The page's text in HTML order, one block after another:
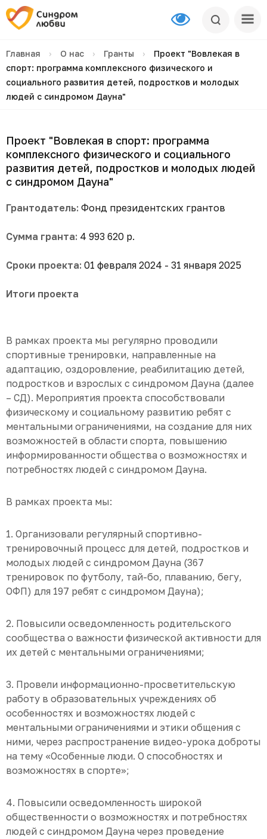
Главная › О нас › Гранты ›
Проект "Вовлекая в
спорт: программа комплексного физического и
социального развития детей, подростков и молодых
людей с синдромом Дауна"
Проект "Вовлекая в спорт: программа
комплексного физического и социального
развития детей, подростков и молодых людей
с синдромом Дауна"
Грантодатель: Фонд президентских грантов
Сумма гранта: 4 993 620 р.
Сроки проекта: 01 февраля 2024 - 31 января 2025
Итоги проекта
В рамках проекта мы регулярно проводили
спортивные тренировки, направленные на
адаптацию, оздоровление, реабилитацию детей,
подростков и взрослых с синдромом Дауна (далее
– СД). Мероприятия проекта способствовали
физическому и социальному развитию ребят с
ментальными ограничениями, на создание для них
возможностей в области спорта, повышению
информированности общества о возможностях и
потребностях людей с синдромом Дауна.
В рамках проекта мы:
1. Организовали регулярный спортивно-
тренировочный процесс для детей, подростков и
молодых людей с синдромом Дауна (367
тренировок по футболу, тай-бо, плаванию, бегу,
ОФП) для 197 ребят с синдромом Дауна);
2. Повысили осведомленность родительского
сообщества о важности физической активности для
их детей с ментальными ограничениями;
3. Провели информационно-просветительскую
работу в образовательных учреждениях об
особенностях и возможностях людей с
ментальными ограничениями и этики общения с
ними, через распространение видео-урока доброты
на тему «Особенные люди. О способностях и
возможностях в спорте»;
4. Повысили осведомленность широкой
общественности о возможностях и потребностях
людей с синдромом Дауна через проведение